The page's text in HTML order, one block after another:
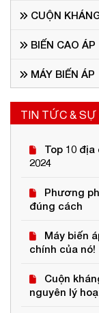
CUỘN
BIẾN CAO ÁP
MÁY BIẾN ÁP
TIN TỨC &
Top 10
2024
Phương
đúng cách
Máy biến
chính của nó!
Cuộn
nguyên lý